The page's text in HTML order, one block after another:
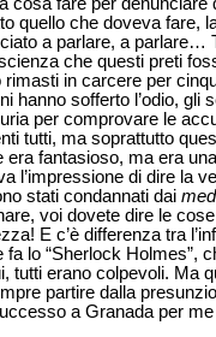
fare per denunciare
quello che doveva
a parlare, a parlare…
che questi preti
rimasti in carcere per
hanno sofferto l’odio,
per comprovare le
tutti, ma soprattutto
fantasioso, ma era
l’impressione di dire la
stati condannati dai
voi dovete dire le
E c’è differenza tra
fa lo “Sherlock
tutti erano colpevoli. Ma
partire dalla
a Granada per